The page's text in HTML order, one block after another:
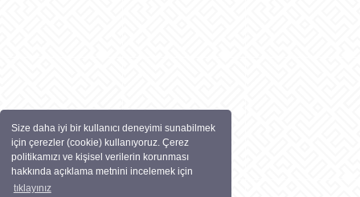
Size daha iyi bir kullanıcı deneyimi sunabilmek
için çerezler (cookie) kullanıyoruz. Çerez
politikamızı ve kişisel verilerin korunması
hakkında açıklama metnini incelemek için
tıklayınız